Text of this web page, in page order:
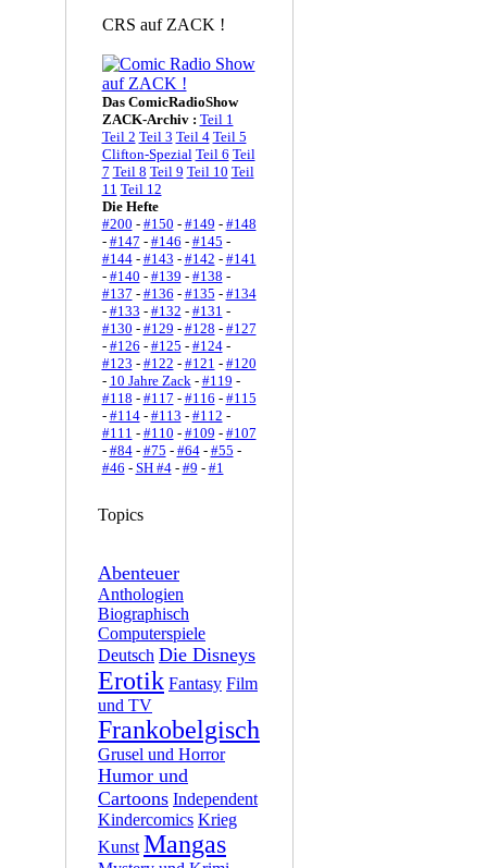
CRS auf ZACK !
Das ComicRadioShow
ZACK-Archiv : Teil 1
Teil 2 Teil 3 Teil 4 Teil 5
Clifton-Spezial Teil 6 Teil
7 Teil 8 Teil 9 Teil 10 Teil
11 Teil 12
Die Hefte
#200 - #150 - #149 - #148
- #147 - #146 - #145 -
#144- #143 - #142 - #141
- #140 - #139 - #138 -
#137 - #136 - #135 - #134
- #133 - #132 - #131 -
#130 - #129 - #128 - #127
- #126 - #125 - #124-
#123 - #122 - #121 - #120
- 10 Jahre Zack- #119 -
#118 - #117 - #116 - #115
- #114- #113 - #112 -
#111 - #110 - #109 - #107
- #84- #75 - #64- #55 -
#46 - SH #4- #9 - #1
Topics
Abenteuer
Anthologien
Biographisch
Computerspiele
Deutsch Die Disneys
Erotik Fantasy Film
und TV
Frankobelgisch
Grusel und Horror
Humor und
Cartoons Independent
Kindercomics Krieg
Kunst Mangas